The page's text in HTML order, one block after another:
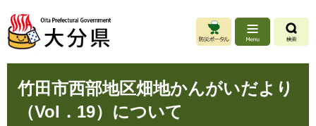
ジ
先
ュ
を
竹田市西部地区畑地かんがいだより
（Vol．19）について